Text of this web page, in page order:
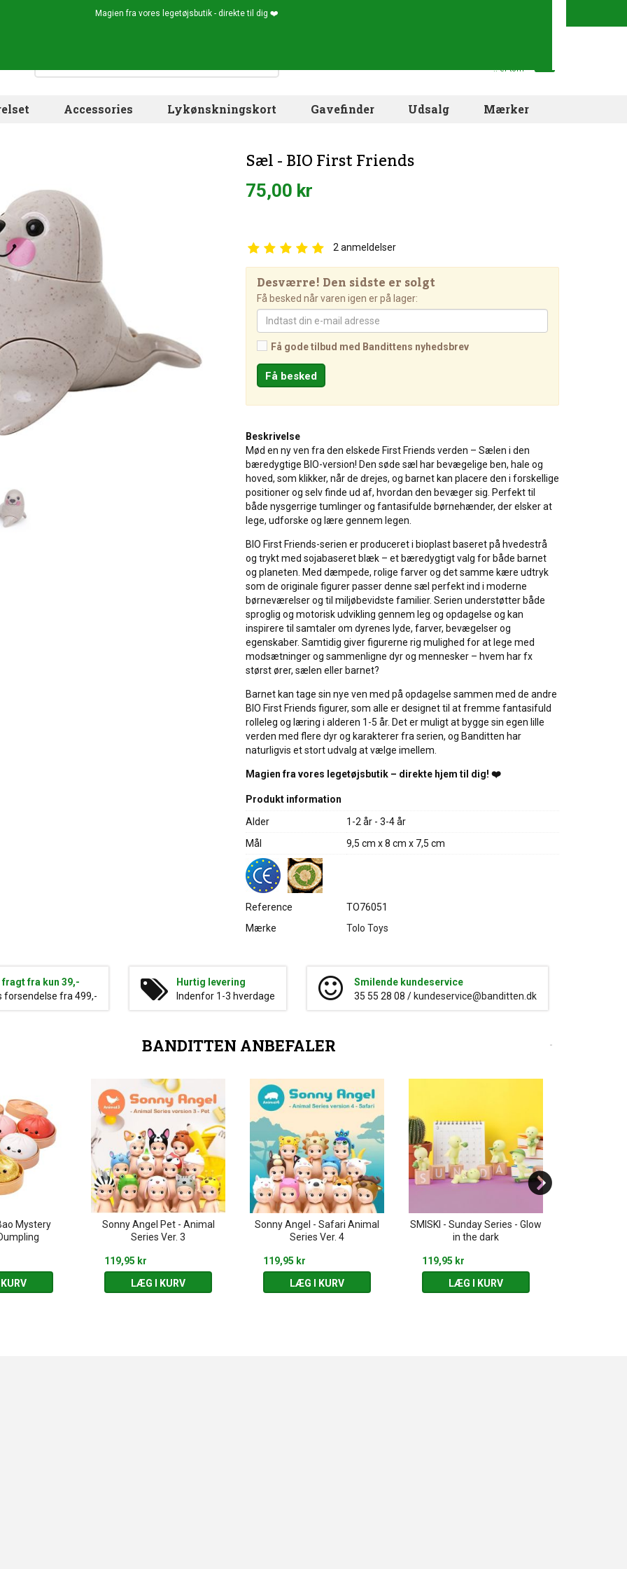
Magien fra vores legetøjsbutik - direkte til dig ❤️
.. er tom
Accessories Lykønskningskort Gavefinder Udsalg Mærker
Sæl - BIO First Friends
75,00 kr
2 anmeldelser
Desværre! Den sidste er solgt
Få besked når varen igen er på lager:
Få gode tilbud med Bandittens nyhedsbrev
Beskrivelse
Mød en ny ven fra den elskede First Friends verden – Sælen i den
bæredygtige BIO-version! Den søde sæl har bevægelige ben, hale og
hoved, som klikker, når de drejes, og barnet kan placere den i forskellige
positioner og selv finde ud af, hvordan den bevæger sig. Perfekt til
både nysgerrige tumlinger og fantasifulde børnehænder, der elsker at
lege, udforske og lære gennem legen.
BIO First Friends-serien er produceret i bioplast baseret på hvedestrå
og trykt med sojabaseret blæk – et bæredygtigt valg for både barnet
og planeten. Med dæmpede, rolige farver og det samme kære udtryk
som de originale figurer passer denne sæl perfekt ind i moderne
børneværelser og til miljøbevidste familier. Serien understøtter både
sproglig og motorisk udvikling gennem leg og opdagelse og kan
inspirere til samtaler om dyrenes lyde, farver, bevægelser og
egenskaber. Samtidig giver figurerne rig mulighed for at lege med
modsætninger og sammenligne dyr og mennesker – hvem har fx
størst ører, sælen eller barnet?
Barnet kan tage sin nye ven med på opdagelse sammen med de andre
BIO First Friends figurer, som alle er designet til at fremme fantasifuld
rolleleg og læring i alderen 1-5 år. Det er muligt at bygge sin egen lille
verden med flere dyr og karakterer fra serien, og Banditten har
naturligvis et stort udvalg at vælge imellem.
Magien fra vores legetøjsbutik – direkte hjem til dig! ❤️
Produkt information
Alder
1-2 år - 3-4 år
Mål
9,5 cm x 8 cm x 7,5 cm
Reference
TO76051
Mærke
Tolo Toys
fragt fra kun 39,-
forsendelse fra 499,-
Hurtig levering
Indenfor 1-3 hverdage
Smilende kundeservice
35 55 28 08 / kundeservice@banditten.dk
BANDITTEN ANBEFALER
Mystery
Sonny Angel Pet - Animal
Series Ver. 3
119,95 kr
LÆG I KURV
Sonny Angel - Safari Animal
Series Ver. 4
119,95 kr
LÆG I KURV
SMISKI - Sunday Series - Glow
in the dark
119,95 kr
LÆG I KURV